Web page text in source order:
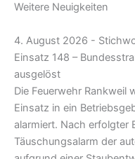
Weitere Neuigkeiten
4. August 2026 -
Einsatz 148 –
ausgelöst
Die Feuerwehr Rankweil
Einsatz in ein
alarmiert. Nach erfolgter
Täuschungsalarm der